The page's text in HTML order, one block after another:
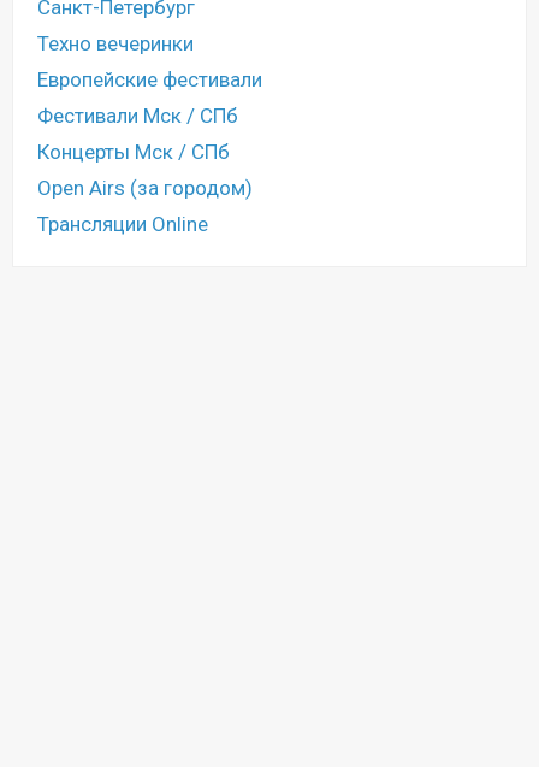
Санкт-Петербург
Техно вечеринки
Европейские фестивали
Фестивали Мск / СПб
Концерты Мск / СПб
Open Airs (за городом)
Трансляции Online